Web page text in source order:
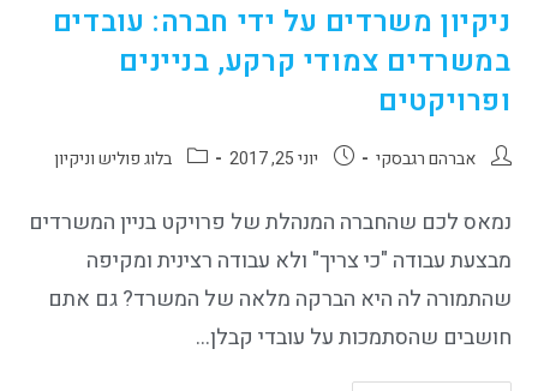
ניקיון משרדים על ידי חברה: עובדים
במשרדים צמודי קרקע, בניינים
ופרויקטים
אברהם רגבסקי יוני 25, 2017 בלוג פוליש וניקיון
נמאס לכם שהחברה המנהלת של פרויקט בניין המשרדים
מבצעת עבודה "כי צריך" ולא עבודה רצינית ומקיפה
שהתמורה לה היא הברקה מלאה של המשרד? גם אתם
חושבים שהסתמכות על עובדי קבלן…